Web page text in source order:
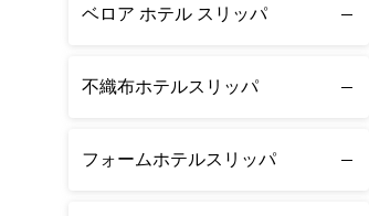
ベロア ホテル スリッパ
不織布ホテルスリッパ
フォームホテルスリッパ